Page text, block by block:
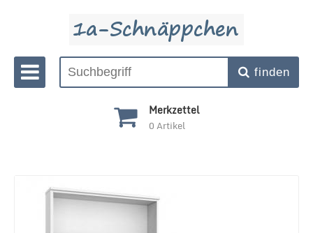
finden
Merkzettel
0Artikel